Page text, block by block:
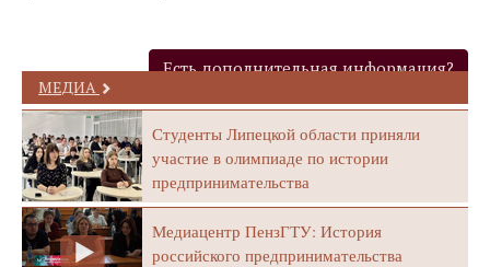
Есть дополнительная информация?
МЕДИА
Студенты Липецкой области приняли
участие в олимпиаде по истории
предпринимательства
Медиацентр ПензГТУ: История
российского предпринимательства